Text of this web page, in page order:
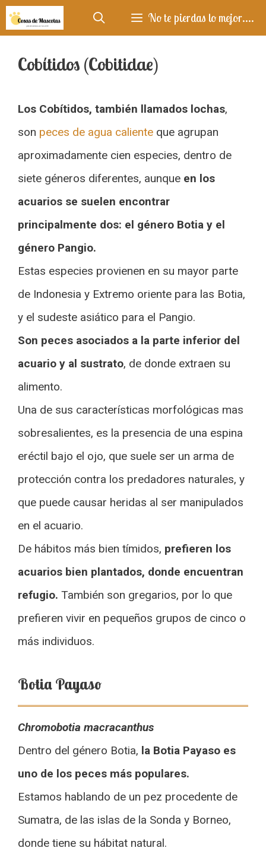
Saltar
al
contenido
No te pierdas lo mejor....
Cobítidos (Cobitidae)
Los Cobítidos, también llamados lochas,
son peces de agua caliente que agrupan
aproximadamente cien especies, dentro de
siete géneros diferentes, aunque en los
acuarios se suelen encontrar
principalmente dos: el género Botia y el
género Pangio.
Estas especies provienen en su mayor parte
de Indonesia y Extremo oriente para las Botia,
y el sudeste asiático para el Pangio.
Son peces asociados a la parte inferior del
acuario y al sustrato, de donde extraen su
alimento.
Una de sus características morfológicas mas
sobresalientes, es la presencia de una espina
eréctil bajo el ojo, que suele ser un arma de
protección contra los predadores naturales, y
que puede causar heridas al ser manipulados
en el acuario.
De hábitos más bien tímidos, prefieren los
acuarios bien plantados, donde encuentran
refugio. También son gregarios, por lo que
prefieren vivir en pequeños grupos de cinco o
más individuos.
Botia Payaso
Chromobotia macracanthus
Dentro del género Botia, la Botia Payaso es
uno de los peces más populares.
Estamos hablando de un pez procedente de
Sumatra, de las islas de la Sonda y Borneo,
donde tiene su hábitat natural.